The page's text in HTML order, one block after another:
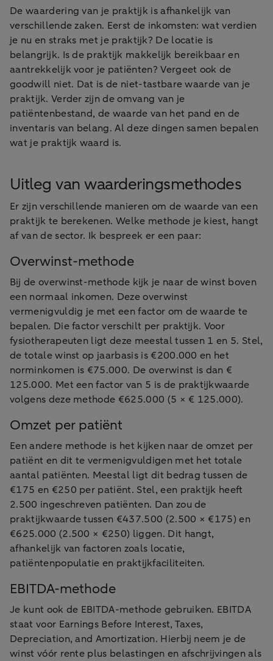
De waardering van je praktijk is afhankelijk van
verschillende zaken. Eerst de inkomsten: wat verdien
je nu en straks met je praktijk? De locatie is
belangrijk. Is de praktijk makkelijk bereikbaar en
aantrekkelijk voor je patiënten? Vergeet ook de
goodwill niet. Dat is de niet-tastbare waarde van je
praktijk. Verder zijn de omvang van je
patiëntenbestand, de waarde van het pand en de
inventaris van belang. Al deze dingen samen bepalen
wat je praktijk waard is.
Uitleg van waarderingsmethodes
Er zijn verschillende manieren om de waarde van een
praktijk te berekenen. Welke methode je kiest, hangt
af van de sector. Ik bespreek er een paar:
Overwinst-methode
Bij de overwinst-methode kijk je naar de winst boven
een normaal inkomen. Deze overwinst
vermenigvuldig je met een factor om de waarde te
bepalen. Die factor verschilt per praktijk. Voor
fysiotherapeuten ligt deze meestal tussen 1 en 5. Stel,
de totale winst op jaarbasis is €200.000 en het
norminkomen is €75.000. De overwinst is dan €
125.000. Met een factor van 5 is de praktijkwaarde
volgens deze methode €625.000 (5 × € 125.000).
Omzet per patiënt
Een andere methode is het kijken naar de omzet per
patiënt en dit te vermenigvuldigen met het totale
aantal patiënten. Meestal ligt dit bedrag tussen de
€175 en €250 per patiënt. Stel, een praktijk heeft
2.500 ingeschreven patiënten. Dan zou de
praktijkwaarde tussen €437.500 (2.500 × €175) en
€625.000 (2.500 × €250) liggen. Dit hangt,
afhankelijk van factoren zoals locatie,
patiëntenpopulatie en praktijkfaciliteiten.
EBITDA-methode
Je kunt ook de EBITDA-methode gebruiken. EBITDA
staat voor Earnings Before Interest, Taxes,
Depreciation, and Amortization. Hierbij neem je de
winst vóór rente plus belastingen en afschrijvingen als